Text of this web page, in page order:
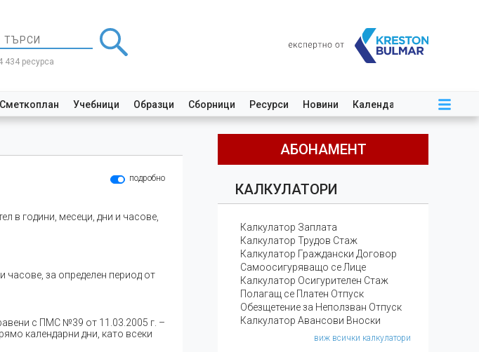
434 ресурса
Сметкоплан Учебници Образци Сборници Ресурси Новини Календар
подробно
в години, месеци, дни и часове,
часове, за определен период от
с ПМС №39 от 11.03.2005 г. –
календарни дни, като всеки
АБОНАМЕНТ
КАЛКУЛАТОРИ
Калкулатор Заплата
Калкулатор Трудов Стаж
Калкулатор Граждански Договор
Самоосигуряващо се Лице
Калкулатор Осигурителен Стаж
Полагащ се Платен Отпуск
Обезщетение за Неползван Отпуск
Калкулатор Авансови Вноски
виж всички калкулатори